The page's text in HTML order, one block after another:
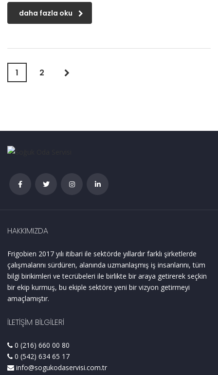
daha fazla oku
1 2
HAKKIMIZDA
Frigobien 2017 yılı itibari ile sektörde yıllardır farklı şirketlerde
çalışmalarını sürdüren, alanında uzmanlaşmış iş insanlarını, tüm
bilgi birikimleri ve tecrübeleri ile birlikte bir araya getirerek seçkin
bir ekip kurmuş, bu ekiple sektöre yeni bir vizyon getirmeyi
amaçlamıştır.
İLETIŞIM BILGILERI
0 (216) 660 00 80
0 (542) 634 65 17
info@sogukodaservisi.com.tr